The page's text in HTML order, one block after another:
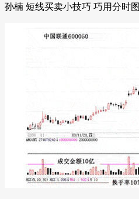
孙楠 短线买卖小技巧 巧用分时图